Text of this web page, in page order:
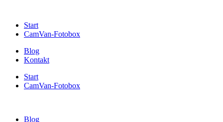
Start
CamVan-Fotobox
Blog
Kontakt
Start
CamVan-Fotobox
Blog